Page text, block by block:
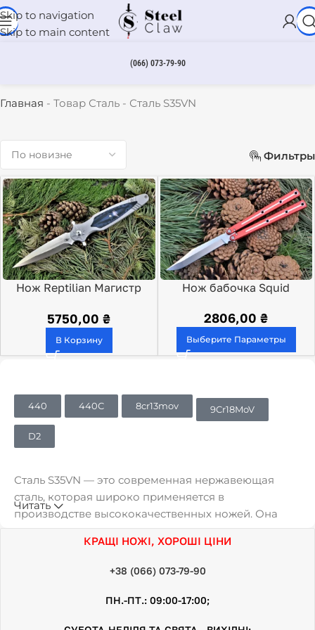
Skip to navigation
Skip to main content
(066) 073-79-90
Главная - Товар Сталь - Сталь S35VN
Фильтры
Нож Reptilian Магистр
5750,00₴
В Корзину
Нож бабочка Squid
2806,00₴
Выберите Параметры
440 440С 8cr13mov 9Cr18MoV
D2
Сталь S35VN — это современная нержавеющая
сталь, которая широко применяется в
производстве высококачественных ножей. Она
является усовершенствованной версией
популярной стали S30V, разработанной компанией
стойкостью к коррозии и отличными
механическими свойствами. Она содержит хром,
Читать
КРАЩІ НОЖІ, ХОРОШІ ЦІНИ
+38 (066) 073-79-90
ПН.-ПТ.: 09:00-17:00;